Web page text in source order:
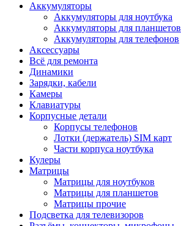
Аккумуляторы
Аккумуляторы для ноутбука
Аккумуляторы для планшетов
Аккумуляторы для телефонов
Аксессуары
Всё для ремонта
Динамики
Зарядки, кабели
Камеры
Клавиатуры
Корпусные детали
Корпусы телефонов
Лотки (держатель) SIM карт
Части корпуса ноутбука
Кулеры
Матрицы
Матрицы для ноутбуков
Матрицы для планшетов
Матрицы прочие
Подсветка для телевизоров